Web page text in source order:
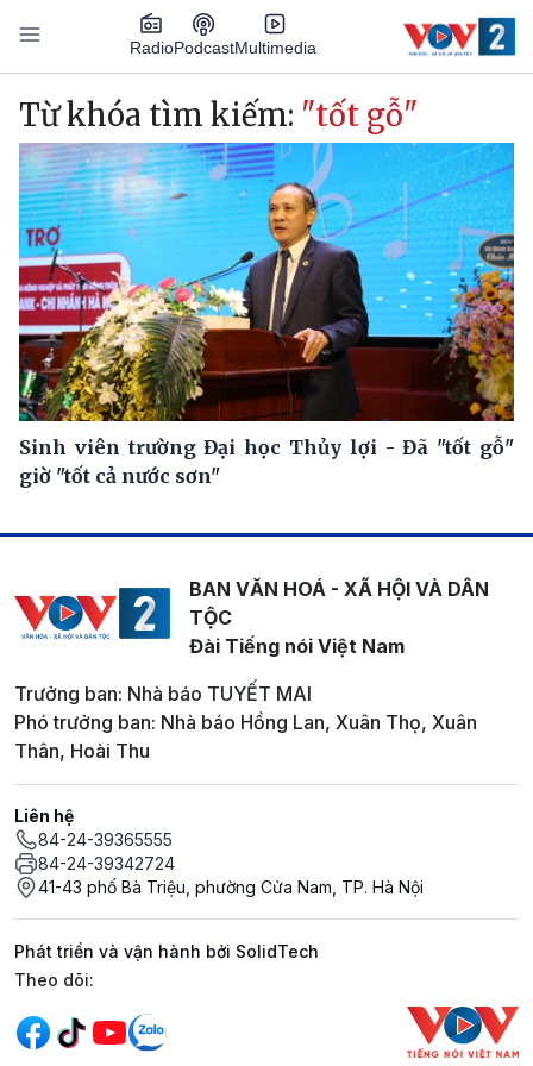
Nhảy đến nội dung
RadioPodcastMultimedia
Main navigation
Từ khóa tìm kiếm: "tốt gỗ"
Sinh viên trường Đại học Thủy lợi - Đã "tốt gỗ"
giờ "tốt cả nước sơn"
BAN VĂN HOÁ - XÃ HỘI VÀ DÂN
TỘC
Đài Tiếng nói Việt Nam
Trưởng ban: Nhà báo TUYẾT MAI
Phó trưởng ban: Nhà báo Hồng Lan, Xuân Thọ, Xuân
Thân, Hoài Thu
Liên hệ
84-24-39365555
84-24-39342724
41-43 phố Bà Triệu, phường Cửa Nam, TP. Hà Nội
Phát triển và vận hành bởi SolidTech
Mạng xã hội
Theo dõi: